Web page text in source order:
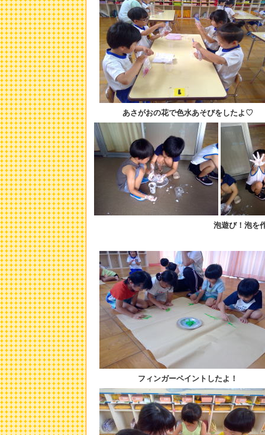
あさがおの花で色水あそびをしたよ♡
泡遊び！泡を
フィンガーペイントしたよ！